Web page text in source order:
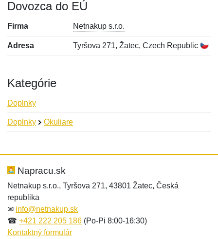
Dovozca do EÚ
Firma Netnakup s.r.o.
Adresa Tyršova 271, Žatec, Czech Republic
Kategórie
Doplnky
Doplnky Okuliare
Hodnotenie:
Meno:*
Meno:
E-mail:*
Napracu.sk
Netnakup s.r.o., Tyršova 271, 43801 Žatec, Česká
republika
✉ info@netnakup.sk
☎ +421 222 205 186 (Po-Pi 8:00-16:30)
Kontaktný formulár